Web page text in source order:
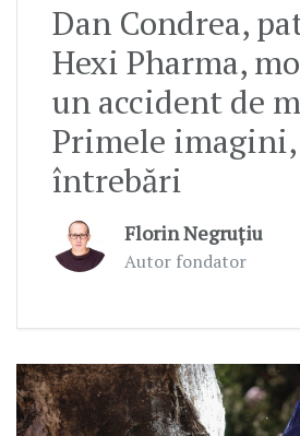
Dan Condrea,
Hexi Pharma,
un accident de
Primele
întrebări
Florin Negruțiu
Autor fondator